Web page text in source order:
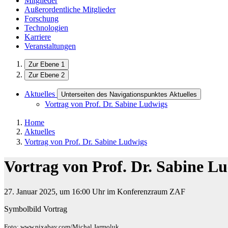
Außerordentliche Mitglieder
Forschung
Technologien
Karriere
Veranstaltungen
Zur Ebene 1
Zur Ebene 2
Aktuelles Unterseiten des Navigationspunktes Aktuelles
Vortrag von Prof. Dr. Sabine Ludwigs
Home
Aktuelles
Vortrag von Prof. Dr. Sabine Ludwigs
Vortrag von Prof. Dr. Sabine
27. Januar 2025, um 16:00 Uhr im Konferenzraum ZAF
Symbolbild Vortrag